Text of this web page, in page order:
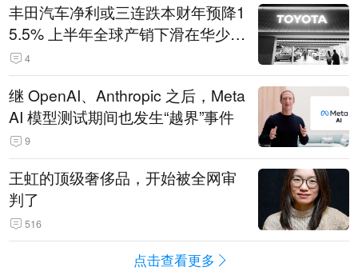
丰田汽车净利或三连跌本财年预降1
5.5% 上半年全球产销下滑在华少卖
14.3万辆
4
继 OpenAI、Anthropic 之后，Meta
AI 模型测试期间也发生“越界”事件
9
王虹的顶级奢侈品，开始被全网审
判了
516
点击查看更多